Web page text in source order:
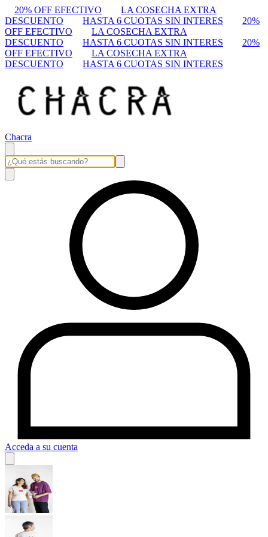
20% OFF EFECTIVO
LA COSECHA EXTRA
DESCUENTO
HASTA 6 CUOTAS SIN INTERES
20%
OFF EFECTIVO
LA COSECHA EXTRA
DESCUENTO
HASTA 6 CUOTAS SIN INTERES
20%
OFF EFECTIVO
LA COSECHA EXTRA
DESCUENTO
HASTA 6 CUOTAS SIN INTERES
Chacra
Acceda a su cuenta